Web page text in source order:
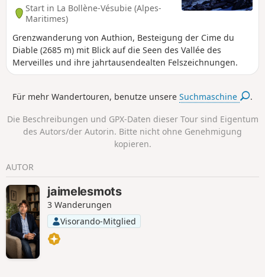
Start in La Bollène-Vésubie (Alpes-
Maritimes)
Grenzwanderung von Authion, Besteigung der Cime du
Diable (2685 m) mit Blick auf die Seen des Vallée des
Merveilles und ihre jahrtausendealten Felszeichnungen.
Für mehr Wandertouren, benutze unsereSuchmaschine .
Die Beschreibungen und GPX-Daten dieser Tour sind Eigentum
des Autors/der Autorin. Bitte nicht ohne Genehmigung
kopieren.
AUTOR
jaimelesmots
3 Wanderungen
Visorando-Mitglied